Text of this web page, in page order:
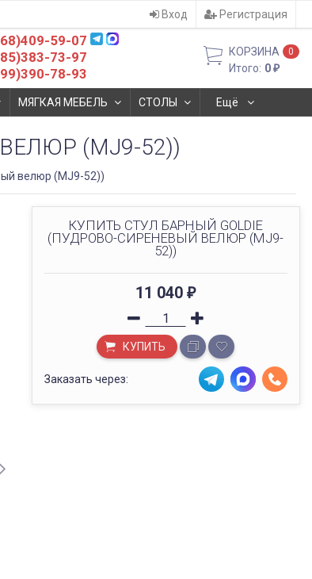
Вход Регистрация
59-07
73-97
78-93
КОРЗИНА 0
Итого: 0₽
МЯГКАЯ МЕБЕЛЬ СТОЛЫ Ещё
(MJ9-52))
велюр (MJ9-52))
КУПИТЬ СТУЛ БАРНЫЙ GOLDIE
(ПУДРОВО-СИРЕНЕВЫЙ ВЕЛЮР (MJ9-
52))
11 040₽
КУПИТЬ
Заказать через: